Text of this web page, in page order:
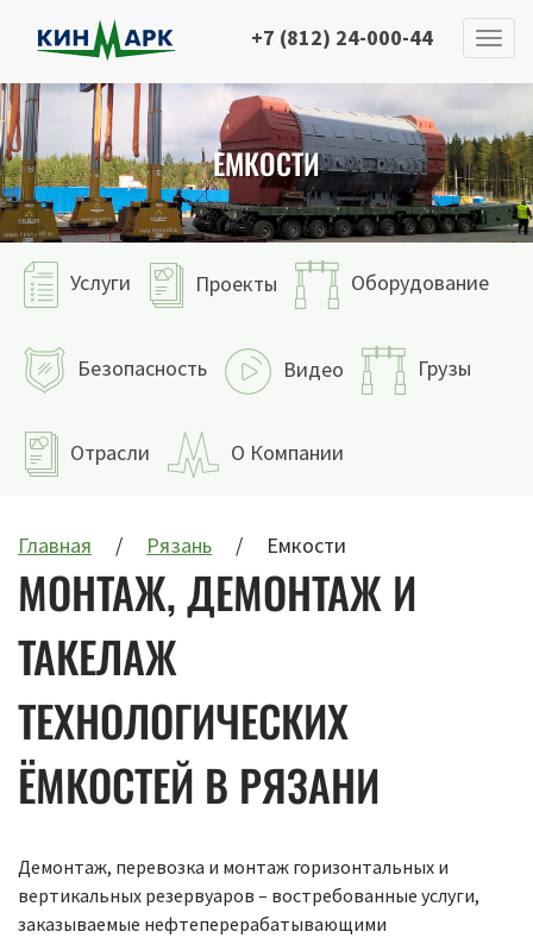
+7 (812) 24-000-44
ЕМКОСТИ
Услуги Проекты Оборудование
Безопасность Видео Грузы
Отрасли О Компании
Главная Рязань Емкости
МОНТАЖ, ДЕМОНТАЖ И
ТАКЕЛАЖ
ТЕХНОЛОГИЧЕСКИХ
ЁМКОСТЕЙ В РЯЗАНИ
Демонтаж, перевозка и монтаж горизонтальных и
вертикальных резервуаров – востребованные услуги,
заказываемые нефтеперерабатывающими